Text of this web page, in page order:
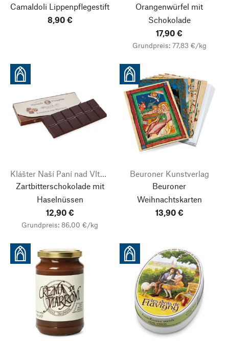
Camaldoli Lippenpflegestift
8,90 €
Orangenwürfel mit
Schokolade
17,90 €
Grundpreis: 77,83 €/kg
Klášter Naší Paní nad Vltavou
Zartbitterschokolade mit
Haselnüssen
12,90 €
Grundpreis: 86,00 €/kg
Beuroner Kunstverlag
Beuroner
Weihnachtskarten
13,90 €